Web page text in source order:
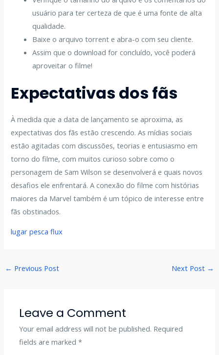
usuário para ter certeza de que é uma fonte de alta
qualidade.
Baixe o arquivo torrent e abra-o com seu cliente.
Assim que o download for concluído, você poderá
aproveitar o filme!
Expectativas dos fãs
À medida que a data de lançamento se aproxima, as
expectativas dos fãs estão crescendo. As mídias sociais
estão agitadas com discussões, teorias e entusiasmo em
torno do filme, com muitos curioso sobre como o
personagem de Sam Wilson se desenvolverá e quais novos
desafios ele enfrentará. A conexão do filme com histórias
maiores da Marvel também é um tópico de interesse entre
fãs obstinados.
lugar pesca flux
← Previous Post Next Post →
Leave a Comment
Your email address will not be published. Required
fields are marked*